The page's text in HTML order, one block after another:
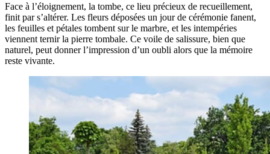
Face à l’éloignement, la tombe, ce lieu précieux de recueillement,
finit par s’altérer. Les fleurs déposées un jour de cérémonie fanent,
les feuilles et pétales tombent sur le marbre, et les intempéries
viennent ternir la pierre tombale. Ce voile de salissure, bien que
naturel, peut donner l’impression d’un oubli alors que la mémoire
reste vivante.